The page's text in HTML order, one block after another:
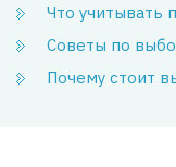
Что учитывать
Советы по
Почему стоит